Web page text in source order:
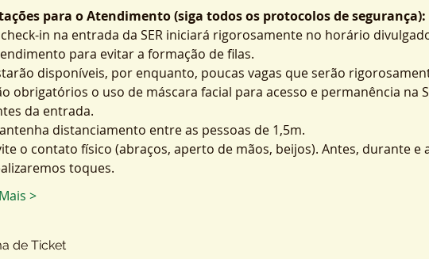
para o Atendimento (siga todos os protocolos de segurança):
in na entrada da SER iniciará rigorosamente no horário
para evitar a formação de filas.
disponíveis, por enquanto, poucas vagas que serão
obrigatórios o uso de máscara facial para acesso e permanência na
da entrada.
distanciamento entre as pessoas de 1,5m.
o contato físico (abraços, aperto de mãos, beijos). Antes, durante
toques.
>
de Ticket